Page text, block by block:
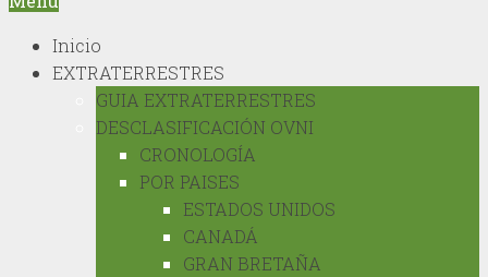
Inicio
EXTRATERRESTRES
GUIA EXTRATERRESTRES
DESCLASIFICACIÓN OVNI
CRONOLOGÍA
POR PAISES
ESTADOS UNIDOS
CANADÁ
GRAN BRETAÑA